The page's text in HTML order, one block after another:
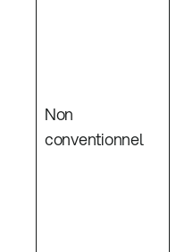
Non
conventionnel